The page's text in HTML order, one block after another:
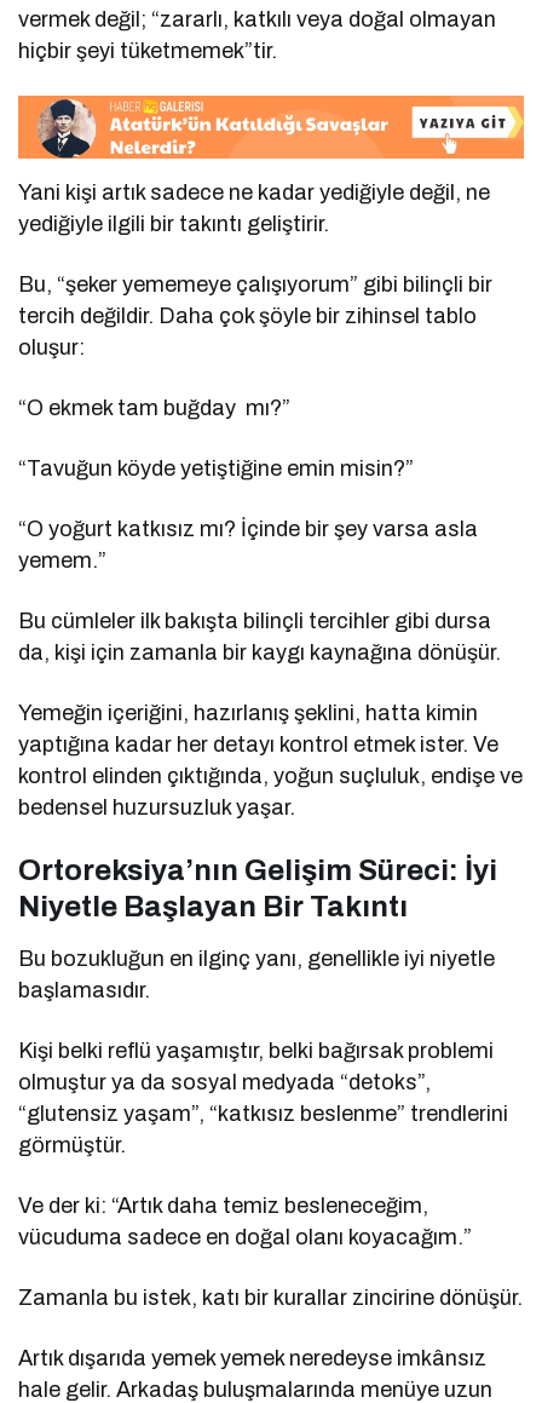
vermek değil; “zararlı, katkılı veya doğal olmayan
hiçbir şeyi tüketmemek”tir.
Yani kişi artık sadece ne kadar yediğiyle değil, ne
yediğiyle ilgili bir takıntı geliştirir.
Bu, “şeker yememeye çalışıyorum” gibi bilinçli bir
tercih değildir. Daha çok şöyle bir zihinsel tablo
oluşur:
“O ekmek tam buğday mı?”
“Tavuğun köyde yetiştiğine emin misin?”
“O yoğurt katkısız mı? İçinde bir şey varsa asla
yemem.”
Bu cümleler ilk bakışta bilinçli tercihler gibi dursa
da, kişi için zamanla bir kaygı kaynağına dönüşür.
Yemeğin içeriğini, hazırlanış şeklini, hatta kimin
yaptığına kadar her detayı kontrol etmek ister. Ve
kontrol elinden çıktığında, yoğun suçluluk, endişe ve
bedensel huzursuzluk yaşar.
Ortoreksiya’nın Gelişim Süreci: İyi
Niyetle Başlayan Bir Takıntı
Bu bozukluğun en ilginç yanı, genellikle iyi niyetle
başlamasıdır.
Kişi belki reflü yaşamıştır, belki bağırsak problemi
olmuştur ya da sosyal medyada “detoks”,
“glutensiz yaşam”, “katkısız beslenme” trendlerini
görmüştür.
Ve der ki: “Artık daha temiz besleneceğim,
vücuduma sadece en doğal olanı koyacağım.”
Zamanla bu istek, katı bir kurallar zincirine dönüşür.
Artık dışarıda yemek yemek neredeyse imkânsız
hale gelir. Arkadaş buluşmalarında menüye uzun